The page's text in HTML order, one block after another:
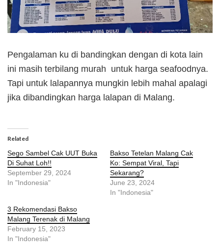
Pengalaman ku di bandingkan dengan di kota lain
ini masih terbilang murah untuk harga seafoodnya.
Tapi untuk lalapannya mungkin lebih mahal apalagi
jika dibandingkan harga lalapan di Malang.
Related
Sego Sambel Cak UUT Buka
Di Suhat Loh!!
September 29, 2024
In "Indonesia"
Bakso Tetelan Malang Cak
Ko: Sempat Viral, Tapi
Sekarang?
June 23, 2024
In "Indonesia"
3 Rekomendasi Bakso
Malang Terenak di Malang
February 15, 2023
In "Indonesia"